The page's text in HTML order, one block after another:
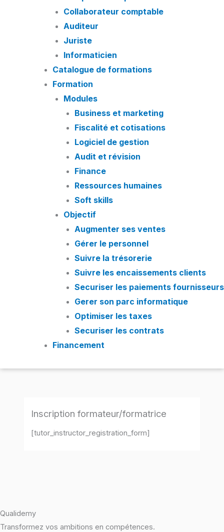
Collaborateur comptable
Auditeur
Juriste
Informaticien
Catalogue de formations
Formation
Modules
Business et marketing
Fiscalité et cotisations
Logiciel de gestion
Audit et révision
Finance
Ressources humaines
Soft skills
Objectif
Augmenter ses ventes
Gérer le personnel
Suivre la trésorerie
Suivre les encaissements clients
Securiser les paiements fournisseurs
Gerer son parc informatique
Optimiser les taxes
Securiser les contrats
Financement
Inscription formateur/formatrice
[tutor_instructor_registration_form]
Qualidemy
Transformez vos ambitions en compétences.